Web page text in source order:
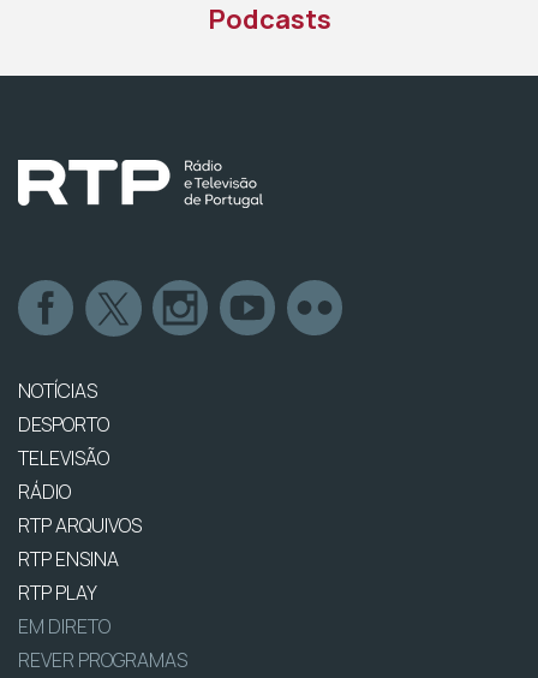
Podcasts
NOTÍCIAS
DESPORTO
TELEVISÃO
RÁDIO
RTP ARQUIVOS
RTP ENSINA
RTP PLAY
EM DIRETO
REVER PROGRAMAS